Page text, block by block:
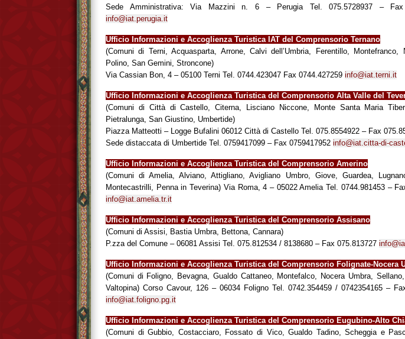
Sede Amministrativa: Via Mazzini n. 6 – Perugia Tel. 075.5728937 – Fax
info@iat.perugia.it
Ufficio Informazioni e Accoglienza Turistica IAT del Comprensorio Ternano
(Comuni di Terni, Acquasparta, Arrone, Calvi dell’Umbria, Ferentillo, Montefranco,
Polino, San Gemini, Stroncone)
Via Cassian Bon, 4 – 05100 Terni Tel. 0744.423047 Fax 0744.427259 info@iat.terni.it
Ufficio Informazioni e Accoglienza Turistica del Comprensorio Alta Valle del
(Comuni di Città di Castello, Citerna, Lisciano Niccone, Monte Santa Maria
Pietralunga, San Giustino, Umbertide)
Piazza Matteotti – Logge Bufalini 06012 Città di Castello Tel. 075.8554922 – Fax
Sede distaccata di Umbertide Tel. 0759417099 – Fax 0759417952 info@iat.citta-di-
Ufficio Informazioni e Accoglienza Turistica del Comprensorio Amerino
(Comuni di Amelia, Alviano, Attigliano, Avigliano Umbro, Giove, Guardea,
Montecastrilli, Penna in Teverina) Via Roma, 4 – 05022 Amelia Tel. 0744.981453 –
info@iat.amelia.tr.it
Ufficio Informazioni e Accoglienza Turistica del Comprensorio Assisano
(Comuni di Assisi, Bastia Umbra, Bettona, Cannara)
P.zza del Comune – 06081 Assisi Tel. 075.812534 / 8138680 – Fax 075.813727
Ufficio Informazioni e Accoglienza Turistica del Comprensorio Folignate-Nocera
(Comuni di Foligno, Bevagna, Gualdo Cattaneo, Montefalco, Nocera Umbra,
Valtopina) Corso Cavour, 126 – 06034 Foligno Tel. 0742.354459 / 0742354165 –
info@iat.foligno.pg.it
Ufficio Informazioni e Accoglienza Turistica del Comprensorio Eugubino-Alto
(Comuni di Gubbio, Costacciaro, Fossato di Vico, Gualdo Tadino, Scheggia e